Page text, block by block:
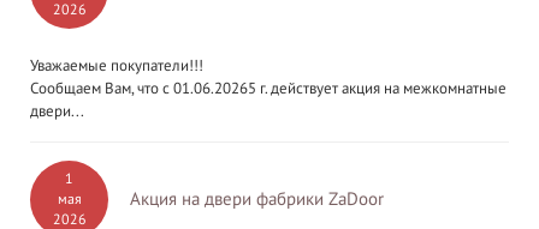
2026
Уважаемые покупатели!!!
Сообщаем Вам, что с 01.06.20265 г. действует акция на межкомнатные
двери...
1
мая
2026
Акция на двери фабрики ZaDoor